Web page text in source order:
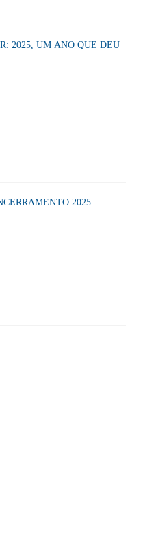
2025, UM ANO QUE DEU
2025